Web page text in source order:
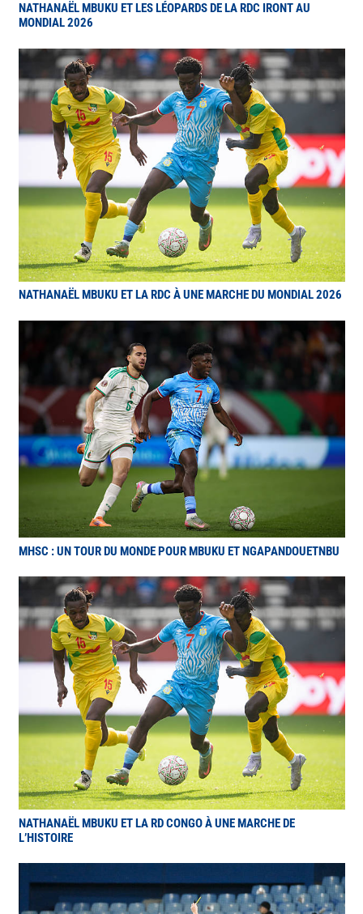
NATHANAËL MBUKU ET LES LÉOPARDS DE LA RDC IRONT AU
MONDIAL 2026
NATHANAËL MBUKU ET LA RDC À UNE MARCHE DU MONDIAL 2026
MHSC : UN TOUR DU MONDE POUR MBUKU ET NGAPANDOUETNBU
NATHANAËL MBUKU ET LA RD CONGO À UNE MARCHE DE
L’HISTOIRE